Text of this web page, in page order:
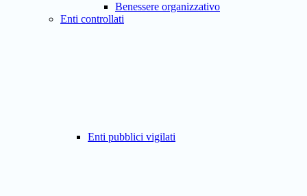
Benessere organizzativo
Enti controllati
Enti pubblici vigilati